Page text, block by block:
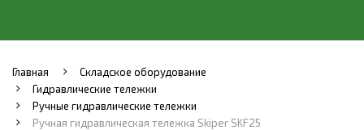
Главная
Складское оборудование
Гидравлические тележки
Ручные гидравлические тележки
Ручная гидравлическая тележка Skiper SKF25